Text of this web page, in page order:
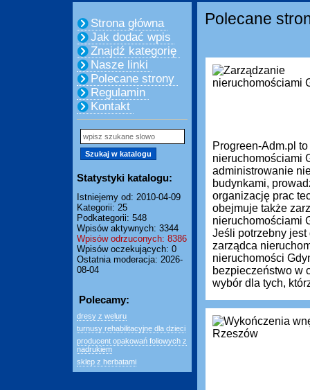
Strona główna
Jak dodać wpis
Znajdź kategorię
Nasze linki
Polecane strony
Regulamin
Kontakt
Statystyki katalogu:
Istniejemy od: 2010-04-09
Kategorii: 25
Podkategorii: 548
Wpisów aktywnych: 3344
Wpisów odrzuconych: 8386
Wpisów oczekujących: 0
Ostatnia moderacja: 2026-
08-04
Polecamy:
dresy z weluru
turnusy rehabilitacyjne dla dzieci
producent opakowań foliowych z
nadrukiem
sklep z herbatami
Polecane
Progreen-Adm.pl
nieruchomościami
administrowanie
budynkami,
organizację prac
obejmuje także
nieruchomościami
Jeśli potrzebny
zarządca
nieruchomości
bezpieczeństwo w
wybór dla tych,